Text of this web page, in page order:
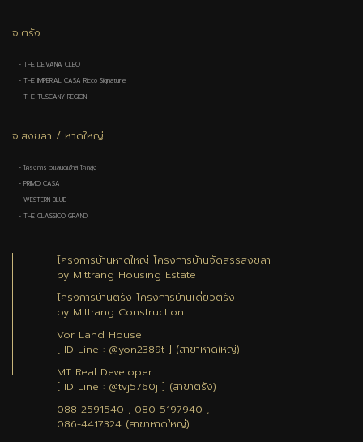
จ.ตรัง
- THE DE'VANA CLEO
- THE IMPERIAL CASA Ricco Signature
- THE TUSCANY REGION
จ.สงขลา / หาดใหญ่
- โครงการ ว.แลนด์เฮ้าส์ โคกสูง
- PRIMO CASA
- WESTERN BLUE
- THE CLASSICO GRAND
โครงการบ้านหาดใหญ่ โครงการบ้านจัดสรรสงขลา
by Mittrang Housing Estate
โครงการบ้านตรัง โครงการบ้านเดี่ยวตรัง
by Mittrang Construction
Vor Land House
[ ID Line : @yon2389t ] (สาขาหาดใหญ่)
MT Real Developer
[ ID Line : @tvj5760j ] (สาขาตรัง)
088-2591540 , 080-5197940 ,
086-4417324 (สาขาหาดใหญ่)